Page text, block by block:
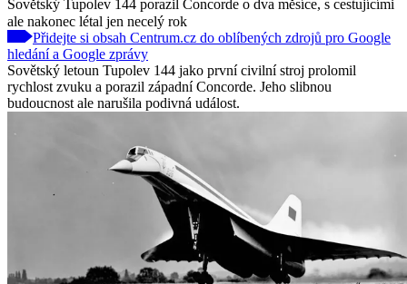
Sovětský Tupolev 144 porazil Concorde o dva měsíce, s cestujícími
ale nakonec létal jen necelý rok
Přidejte si obsah Centrum.cz do oblíbených zdrojů pro Google
hledání a Google zprávy
Sovětský letoun Tupolev 144 jako první civilní stroj prolomil
rychlost zvuku a porazil západní Concorde. Jeho slibnou
budoucnost ale narušila podivná událost.